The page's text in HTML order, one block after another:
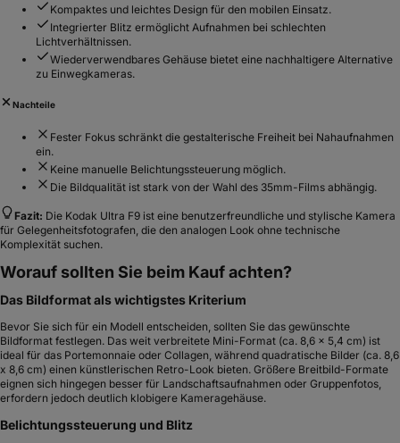
Kompaktes und leichtes Design für den mobilen Einsatz.
Integrierter Blitz ermöglicht Aufnahmen bei schlechten
Lichtverhältnissen.
Wiederverwendbares Gehäuse bietet eine nachhaltigere Alternative
zu Einwegkameras.
Nachteile
Fester Fokus schränkt die gestalterische Freiheit bei Nahaufnahmen
ein.
Keine manuelle Belichtungssteuerung möglich.
Die Bildqualität ist stark von der Wahl des 35mm-Films abhängig.
Fazit: Die Kodak Ultra F9 ist eine benutzerfreundliche und stylische Kamera
für Gelegenheitsfotografen, die den analogen Look ohne technische
Komplexität suchen.
Worauf sollten Sie beim Kauf achten?
Das Bildformat als wichtigstes Kriterium
Bevor Sie sich für ein Modell entscheiden, sollten Sie das gewünschte
Bildformat festlegen. Das weit verbreitete Mini-Format (ca. 8,6 x 5,4 cm) ist
ideal für das Portemonnaie oder Collagen, während quadratische Bilder (ca. 8,6
x 8,6 cm) einen künstlerischen Retro-Look bieten. Größere Breitbild-Formate
eignen sich hingegen besser für Landschaftsaufnahmen oder Gruppenfotos,
erfordern jedoch deutlich klobigere Kameragehäuse.
Belichtungssteuerung und Blitz